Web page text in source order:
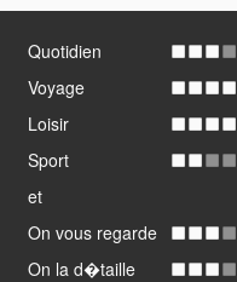
Quotidien
Voyage
Loisir
Sport
et
On vous regarde
On la d�taille